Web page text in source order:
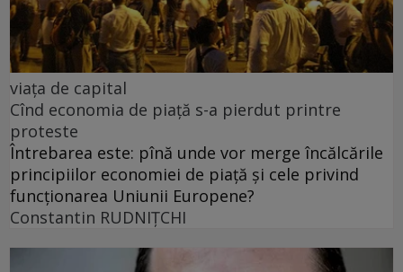
viața de capital
Cînd economia de piață s-a pierdut printre
proteste
Întrebarea este: pînă unde vor merge încălcările
principiilor economiei de piață și cele privind
funcționarea Uniunii Europene?
Constantin RUDNIŢCHI